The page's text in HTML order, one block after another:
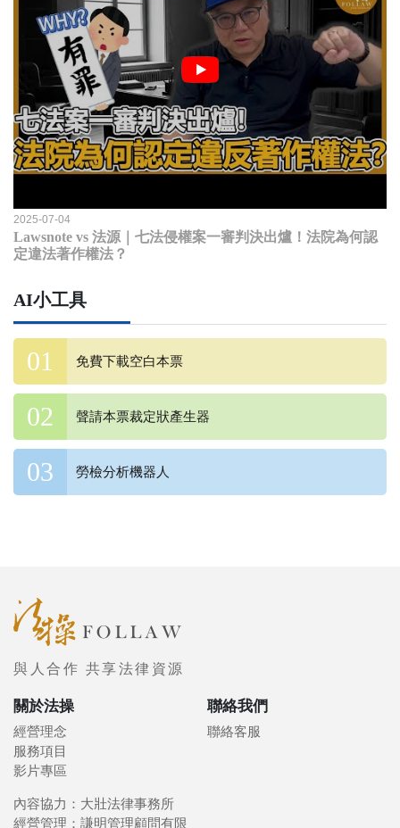
2025-07-04
Lawsnote vs 法源｜七法侵權案一審判決出爐！法院為何認
定違法著作權法？
AI小工具
免費下載空白本票
聲請本票裁定狀產生器
勞檢分析機器人
與人合作 共享法律資源
關於法操
經營理念
服務項目
影片專區
聯絡我們
聯絡客服
內容協力：大壯法律事務所
經營管理：謙明管理顧問有限